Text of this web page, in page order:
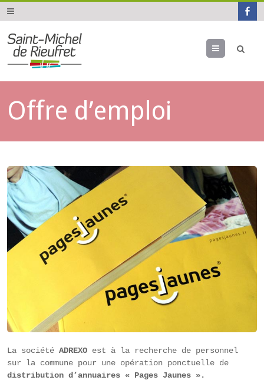
Menu
Offre d’emploi
La société ADREXO est à la recherche de personnel
distribution d’annuaires « Pages Jaunes ».